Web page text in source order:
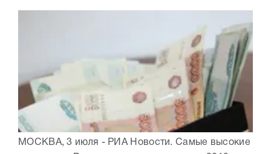
МОСКВА, 3 июля - РИА Новости. Самые высокие